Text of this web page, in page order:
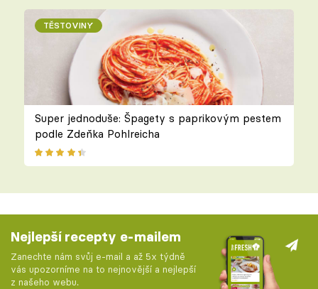
TĚSTOVINY
Super jednoduše: Špagety s paprikovým pestem
podle Zdeňka Pohlreicha
Nejlepší recepty e-mailem
Zanechte nám svůj e-mail a až 5x týdně
vás upozorníme na to nejnovější a nejlepší
z našeho webu.